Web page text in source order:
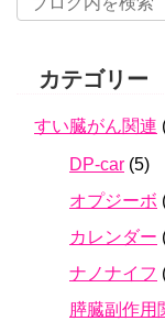
カテゴリー
すい臓がん関連
DP-car (5)
オプジーボ
カレンダー
ナノナイフ
膵臓副作用